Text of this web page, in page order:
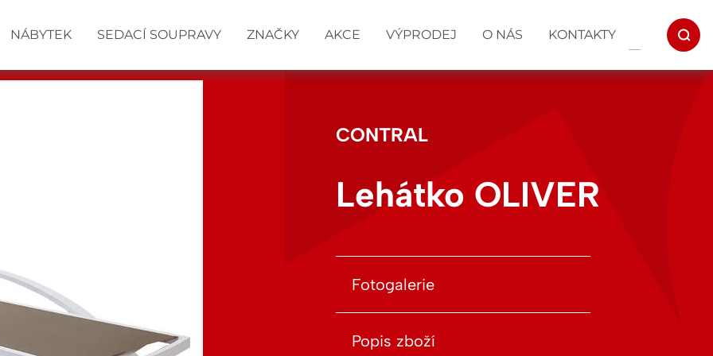
NÁBYTEK SEDACÍ SOUPRAVY ZNAČKY AKCE VÝPRODEJ O NÁS KONTAKTY
CONTRAL
Lehátko OLIVER
Fotogalerie
Popis zboží